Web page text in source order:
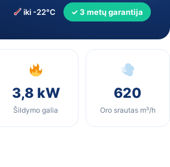
iki -22°C ✓ 3 metų garantija
3,8 kW
Šildymo galia
620
Oro srautas m³/h